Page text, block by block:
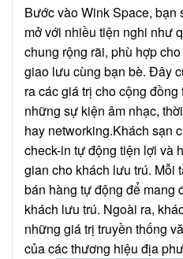
Bước vào Wink Space, bạn
mở với nhiều tiện nghi như
chung rộng rãi, phù hợp
giao lưu cùng bạn bè. Đây
ra các giá trị cho cộng
những sự kiện âm nhạc,
hay networking.Khách sạn
check-in tự động tiện lợi và
gian cho khách lưu trú. Mỗi
bán hàng tự động để mang
khách lưu trú. Ngoài ra,
những giá trị truyền thống
của các thương hiệu địa